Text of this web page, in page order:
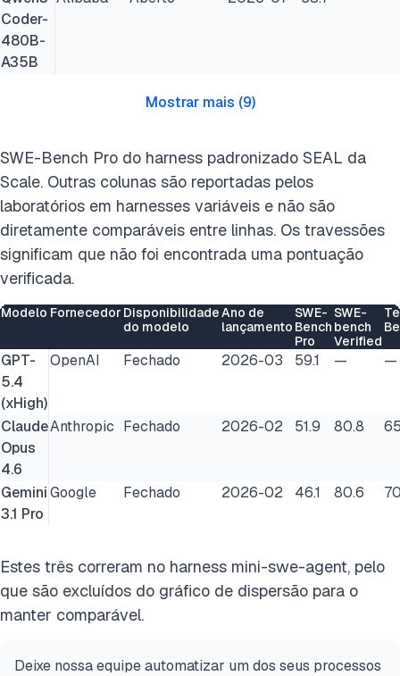
Coder-
480B-
A35B
Mostrar mais (9)
SWE-Bench Pro do harness padronizado SEAL da
Scale. Outras colunas são reportadas pelos
laboratórios em harnesses variáveis e não são
diretamente comparáveis entre linhas. Os travessões
significam que não foi encontrada uma pontuação
verificada.
Modelo Fornecedor Disponibilidade
do modelo
Ano de
lançamento
SWE-
Bench
Pro
SWE-
bench
Verified
GPT-
5.4
(xHigh)
OpenAI Fechado 2026-03 59.1 — —
Claude
Opus
4.6
Anthropic Fechado 2026-02 51.9 80.8
Gemini
3.1 Pro
Google Fechado 2026-02 46.1 80.6
Estes três correram no harness mini-swe-agent, pelo
que são excluídos do gráfico de dispersão para o
manter comparável.
Deixe nossa equipe automatizar um dos seus processos